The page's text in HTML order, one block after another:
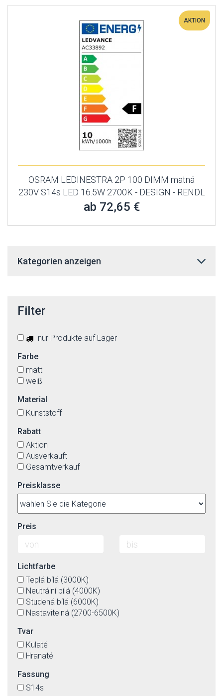
AKTION
OSRAM LEDINESTRA 2P 100 DIMM matná
230V S14s LED 16.5W 2700K - DESIGN - RENDL
ab 72,65 €
Kategorien anzeigen
Filter
nur Produkte auf Lager
Farbe
matt
weiß
Material
Kunststoff
Rabatt
Aktion
Ausverkauft
Gesamtverkauf
Preisklasse
Preis
Lichtfarbe
Teplá bílá (3000K)
Neutrální bílá (4000K)
Studená bílá (6000K)
Nastavitelná (2700-6500K)
Tvar
Kulaté
Hranaté
Fassung
S14s